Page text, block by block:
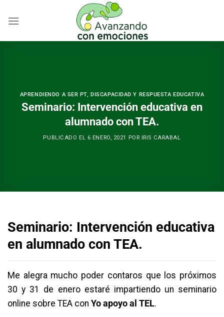
APRENDIENDO A SER PT,DISCAPACIDAD Y RESPUESTA EDUCATIVA
Seminario: Intervención educativa en
alumnado con TEA.
PUBLICADO EL 6 ENERO, 2021 POR IRIS CARABAL
Seminario: Intervención educativa
en alumnado con TEA.
Me alegra mucho poder contaros que los próximos
30 y 31 de enero estaré impartiendo un seminario
online sobre TEA con Yo apoyo al TEL.